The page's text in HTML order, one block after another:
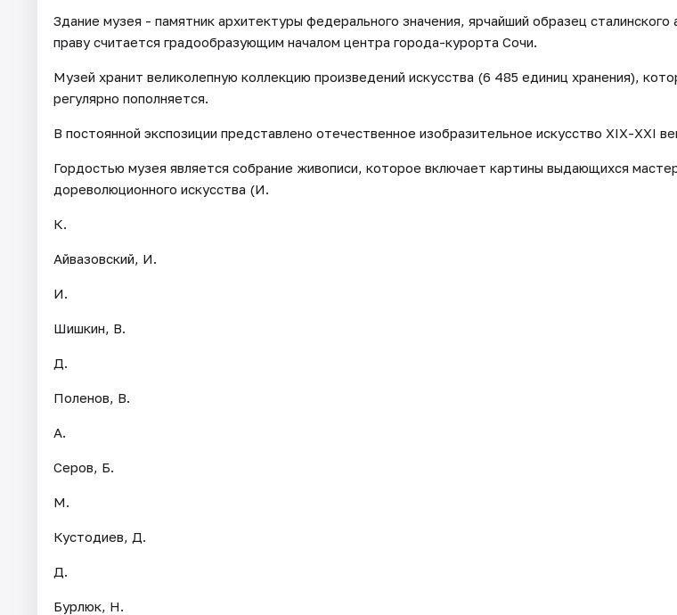
Здание музея - памятник архитектуры федерального значения, ярчайший образец сталинского
праву считается градообразующим началом центра города-курорта Сочи.
Музей хранит великолепную коллекцию произведений искусства (6 485 единиц хранения),
регулярно пополняется.
В постоянной экспозиции представлено отечественное изобразительное искусство ХIХ-ХХI
Гордостью музея является собрание живописи, которое включает картины выдающихся
дореволюционного искусства (И.
К.
Айвазовский, И.
И.
Шишкин, В.
Д.
Поленов, В.
А.
Серов, Б.
М.
Кустодиев, Д.
Д.
Бурлюк, Н.